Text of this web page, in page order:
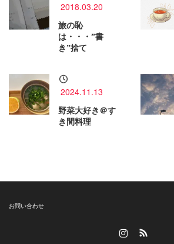
2018.03.20
旅の恥
は・・・”書
き”捨て
2024.11.13
野菜大好き＠す
き間料理
お問い合わせ